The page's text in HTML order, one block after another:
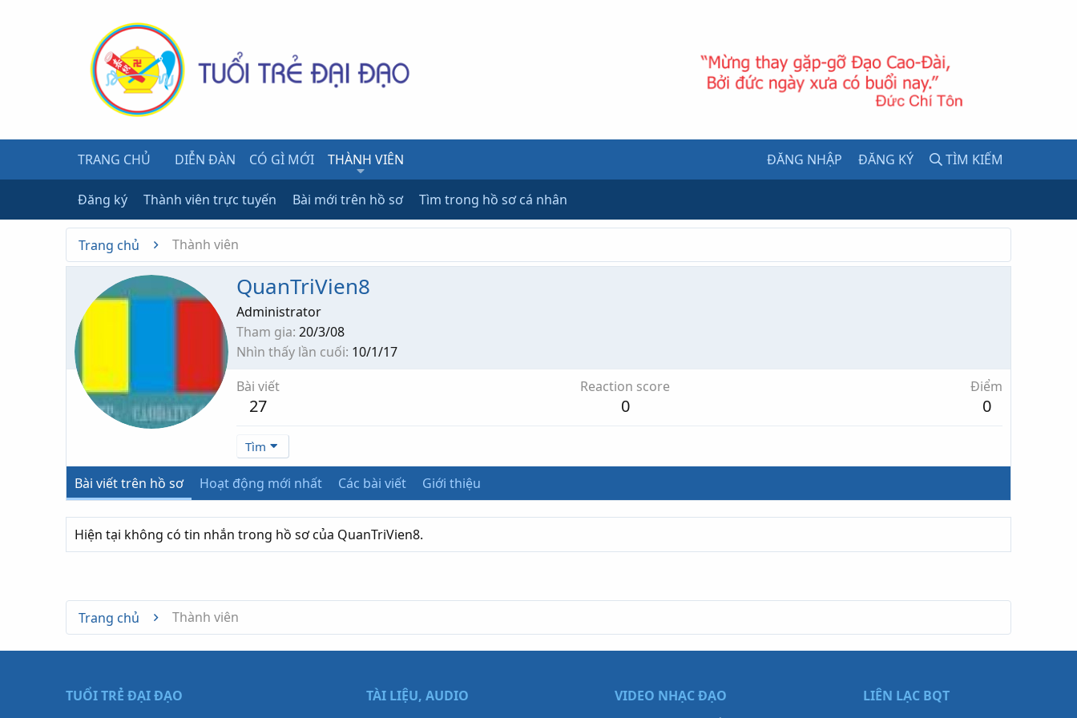
TRANG CHỦ DIỄN ĐÀN CÓ GÌ MỚI THÀNH VIÊN ĐĂNG NHẬP ĐĂNG KÝ TÌM KIẾM
Đăng ký Thành viên trực tuyến Bài mới trên hồ sơ Tìm trong hồ sơ cá nhân
Trang chủ Thành viên
QuanTriVien8
Administrator
Tham gia 20/3/08
Nhìn thấy lần cuối 10/1/17
Bài viết
27
Reaction score
0
Điểm
0
Tìm
Bài viết trên hồ sơ Hoạt động mới nhất Các bài viết Giới thiệu
Hiện tại không có tin nhắn trong hồ sơ của QuanTriVien8.
Trang chủ Thành viên
TUỔI TRẺ ĐẠI ĐẠO TÀI LIỆU, AUDIO VIDEO NHẠC ĐẠO LIÊN LẠC BQT